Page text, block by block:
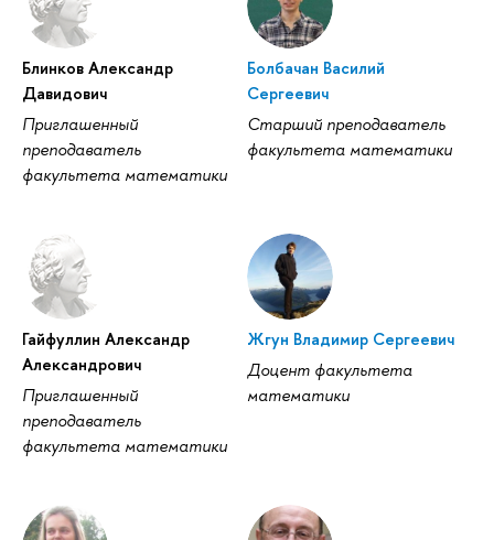
Блинков Александр
Давидович
Приглашенный
преподаватель
факультета математики
Болбачан Василий
Сергеевич
Старший преподаватель
факультета математики
Гайфуллин Александр
Александрович
Приглашенный
преподаватель
факультета математики
Жгун Владимир Сергеевич
Доцент факультета
математики